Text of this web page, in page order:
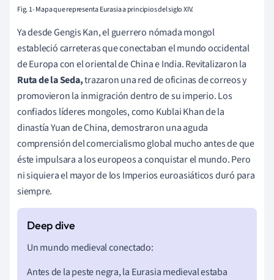
Fig. 1- Mapa que representa Eurasia a principios del siglo XIV.
Ya desde Gengis Kan, el guerrero nómada mongol
estableció carreteras que conectaban el mundo occidental
de Europa con el oriental de China e India. Revitalizaron la
Ruta de la Seda,trazaron una red de oficinas de correos y
promovieron la inmigración dentro de su imperio. Los
confiados líderes mongoles, como Kublai Khan de la
dinastía Yuan de China, demostraron una aguda
comprensión del comercialismo global mucho antes de que
éste impulsara a los europeos a conquistar el mundo. Pero
ni siquiera el mayor de los Imperios euroasiáticos duró para
siempre.
Un mundo medieval conectado:
Antes de la peste negra, la Eurasia medieval estaba